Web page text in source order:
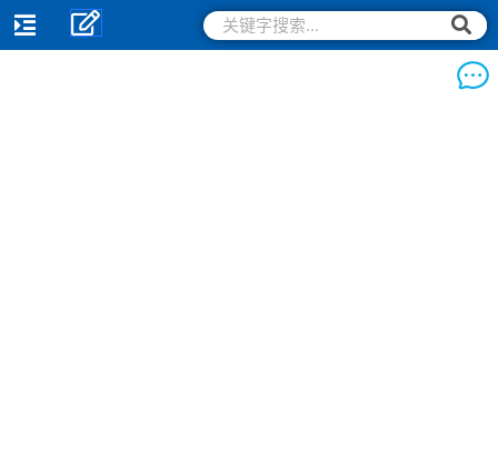
跳
至
搜
索
搜
索